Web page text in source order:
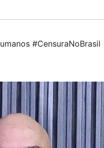
#CensuraNoBrasil